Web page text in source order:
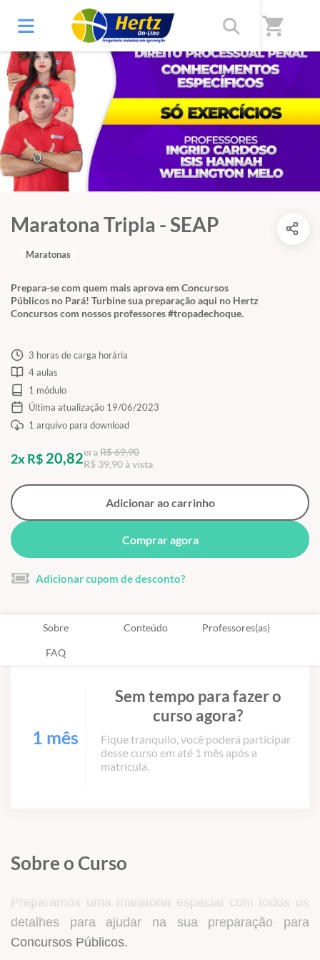
shopping_cart
Maratona Tripla - SEAP
Prepara-se com quem mais aprova em Concursos
Públicos no Pará! Turbine sua preparação aqui no Hertz
Concursos com nossos professores #tropadechoque.
Maratonas
3 horas de carga horária
4 aulas
1 módulo
Última atualização 19/06/2023
1 arquivo para download
2x R$ 20,82eraR$ 69,90
R$ 39,90 à vista
Adicionar ao carrinho
Comprar agora
Adicionar cupom de desconto?
Sobre Conteúdo Professores(as)
FAQ
1 mês
Sem tempo para fazer o
curso agora?
Fique tranquilo, você poderá participar
desse curso em até 1 mês após a
matrícula.
Sobre o Curso
Preparamos uma maratona especial com todos os
detalhes para ajudar na sua preparação para
Concursos Públicos.